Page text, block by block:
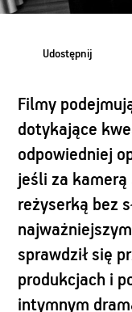
Udostępnij
Filmy
dotykające
odpowiedniej
jeśli za
reżyserką bez
sprawdził się
produkcjach i
intymnym